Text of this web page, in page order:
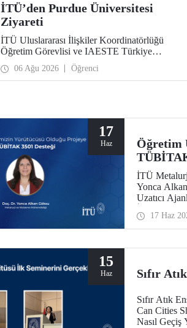
İTÜ’den Purdue Üniversitesi
Ziyareti
İTÜ Uluslararası İlişkiler Koordinatörlüğü
Öğretim Görevlisi ve IAESTE Türkiye
Sorumlusu Cahit Okan, akademik ilişkileri ve iş
birliğini geliştirmek amacıyla 20-27 Temmuz
tarihlerinde ABD’de dünyanın önde gelen
06 Ağu 2026 Öğrenci
17
Haz
Öğretim
İTÜ
Yonca
Uzatıcı
Programları
Geliştirme
17 Haz
15
Haz Sıfır
Sıfır Atık
Can Cities
Nasıl Geçiş